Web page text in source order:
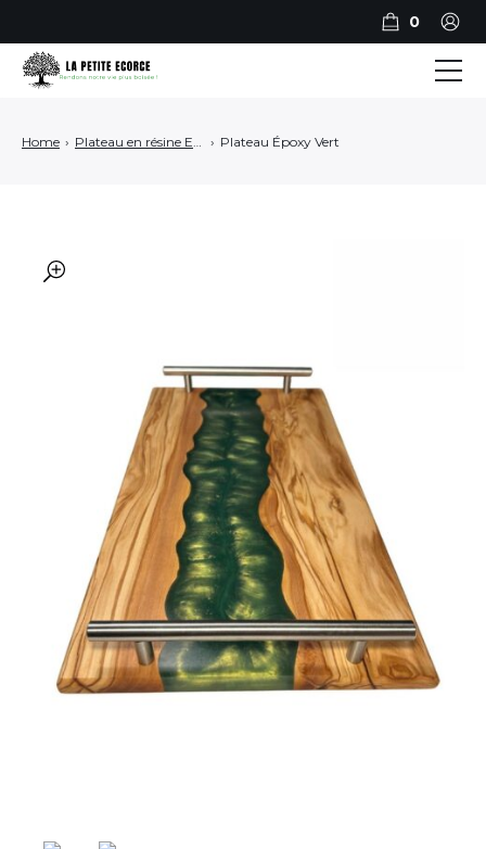
🔍
Home › › Plateau Époxy Vert
0
ART ET DECO